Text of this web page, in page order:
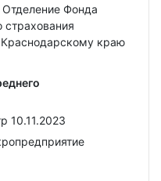
Фонда
страхования
краю
10.11.2023